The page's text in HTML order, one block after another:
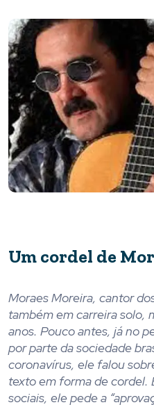
Um cordel de
Moraes Moreira, cantor
também em carreira solo,
anos. Pouco antes, já no
por parte da sociedade
coronavírus, ele falou
texto em forma de cordel.
sociais, ele pede a